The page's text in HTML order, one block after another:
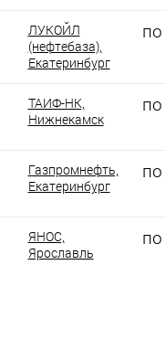
ЛУКОЙЛ
(нефтебаза),
Екатеринбург
ТАИФ-НК,
Нижнекамск
Газпромнефть,
Екатеринбург
ЯНОС,
Ярославль